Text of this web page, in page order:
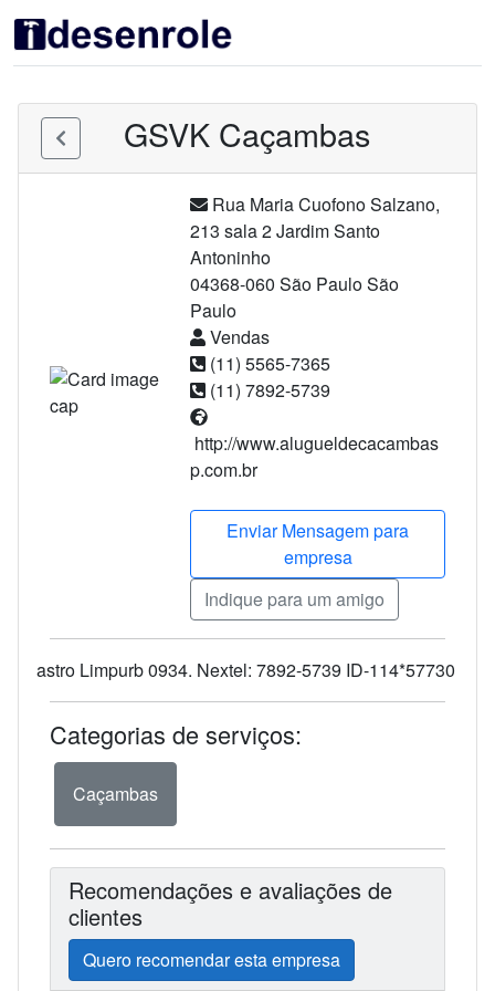
GSVK Caçambas
Rua Maria Cuofono Salzano,
213 sala 2 Jardim Santo
Antoninho
04368-060 São Paulo São
Paulo
Vendas
(11) 5565-7365
(11) 7892-5739
http://www.alugueldecacambas
p.com.br
Enviar Mensagem para
empresa
Indique para um amigo
astro Limpurb 0934. Nextel: 7892-5739 ID-114*57730
Categorias de serviços:
Caçambas
Recomendações e avaliações de
clientes
Quero recomendar esta empresa